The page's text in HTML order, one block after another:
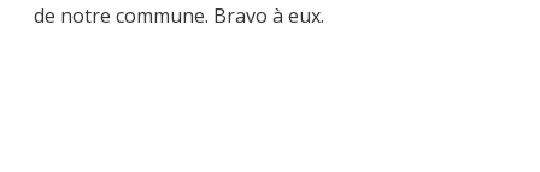
de notre commune. Bravo à eux.